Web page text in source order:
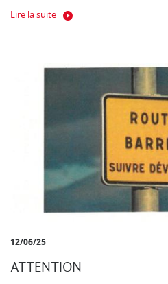
Lire la suite
12/06/25
ATTENTION